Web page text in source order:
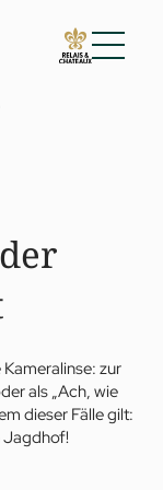
zur
als „Ach, wie
dieser Fälle gilt:
Jagdhof!